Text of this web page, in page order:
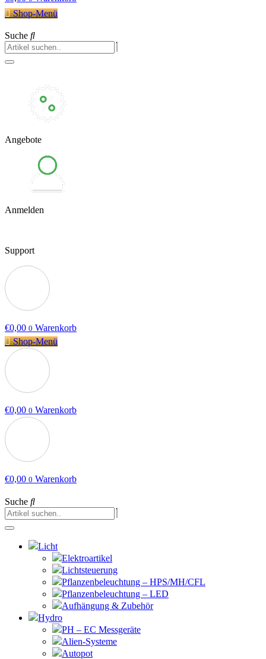
Shop-Menü
Suche
Angebote
Anmelden
Support
€0,00 0 Warenkorb
Shop-Menü
€0,00 0 Warenkorb
€0,00 0 Warenkorb
Suche
Licht
Elektroartikel
Lichtsteuerung
Pflanzenbeleuchtung – HPS/MH/CFL
Pflanzenbeleuchtung – LED
Aufhängung & Zubehör
Hydro
PH – EC Messgeräte
Alien-Systeme
Autopot